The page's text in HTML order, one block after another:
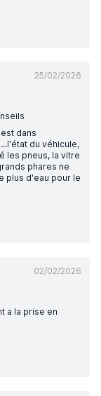
25/02/2026
dans
du véhicule,
les pneus, la vitre
phares ne
plus d'eau pour le
02/02/2026
a la prise en